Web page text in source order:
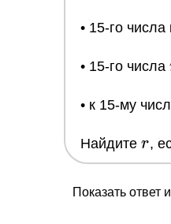
• 15-го
• 15-го числа
• к 15-му
Найдите r
r,
Показать ответ